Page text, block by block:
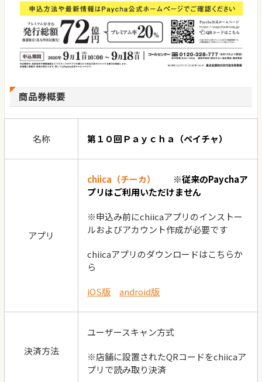
商品券概要
名称 第１０回Ｐａｙｃｈａ（ペイチャ）
アプリ
chiica（チーカ）
※従来のPaychaア
プリはご利用いただけません
※申込み前にchiicaアプリのインストー
ルおよびアカウント作成が必要です
chiicaアプリのダウンロードはこちらか
ら
iOS版
android版
決済方法
ユーザースキャン方式
※店舗に設置されたQRコードをchiicaア
プリで読み取り決済